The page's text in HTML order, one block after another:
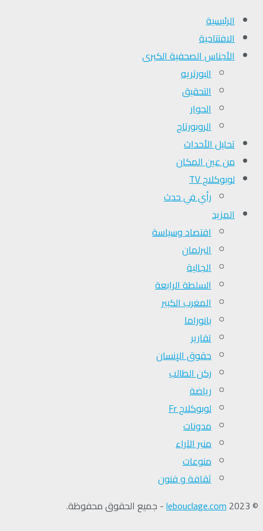
الرئيسية
الافتتاحية
الأجناس الصحفية الكبرى
البورتريه
التحقیق
الحوار
الروبورتاج
تحلیل الأحداث
من عين المكان
لوبوكلاج TV
رأي في حدث
المزيد
اقتصاد وسياسة
البرلمان
الجالية
السلطة الرابعة
المغرب الكبير
بانوراما
تقارير
حقوق الإنسان
ركن الطالب
رياضة
لوبوكلاج Fr
مدونات
منبر الآراء
منوعات
ثقافة و فنون
© 2023
lebouclage.com- جميع الحقوق محفوظة.